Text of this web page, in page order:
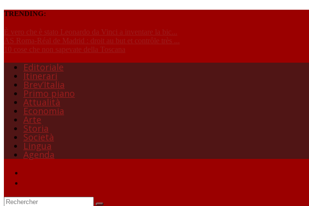
TRENDING:
È vero che è stato Leonardo da Vinci a inventare la bic...
AS Roma-Réal de Madrid : droit au but et contrôle très ...
10 cose che non sapevate della Toscana
Editoriale
Itinerari
Brev’Italia
Primo piano
Attualità
Economia
Arte
Storia
Società
Lingua
Agenda